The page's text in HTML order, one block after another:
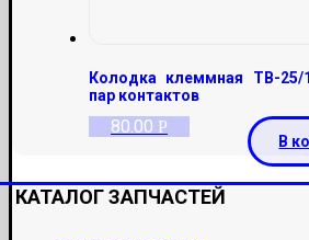
Колодка клеммная ТВ-25/
пар контактов
80.00 Р
В
КАТАЛОГ ЗАПЧАСТЕЙ